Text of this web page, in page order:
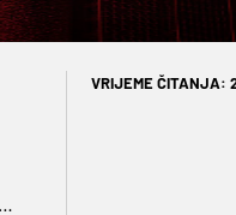
VRIJEME ČITANJA: